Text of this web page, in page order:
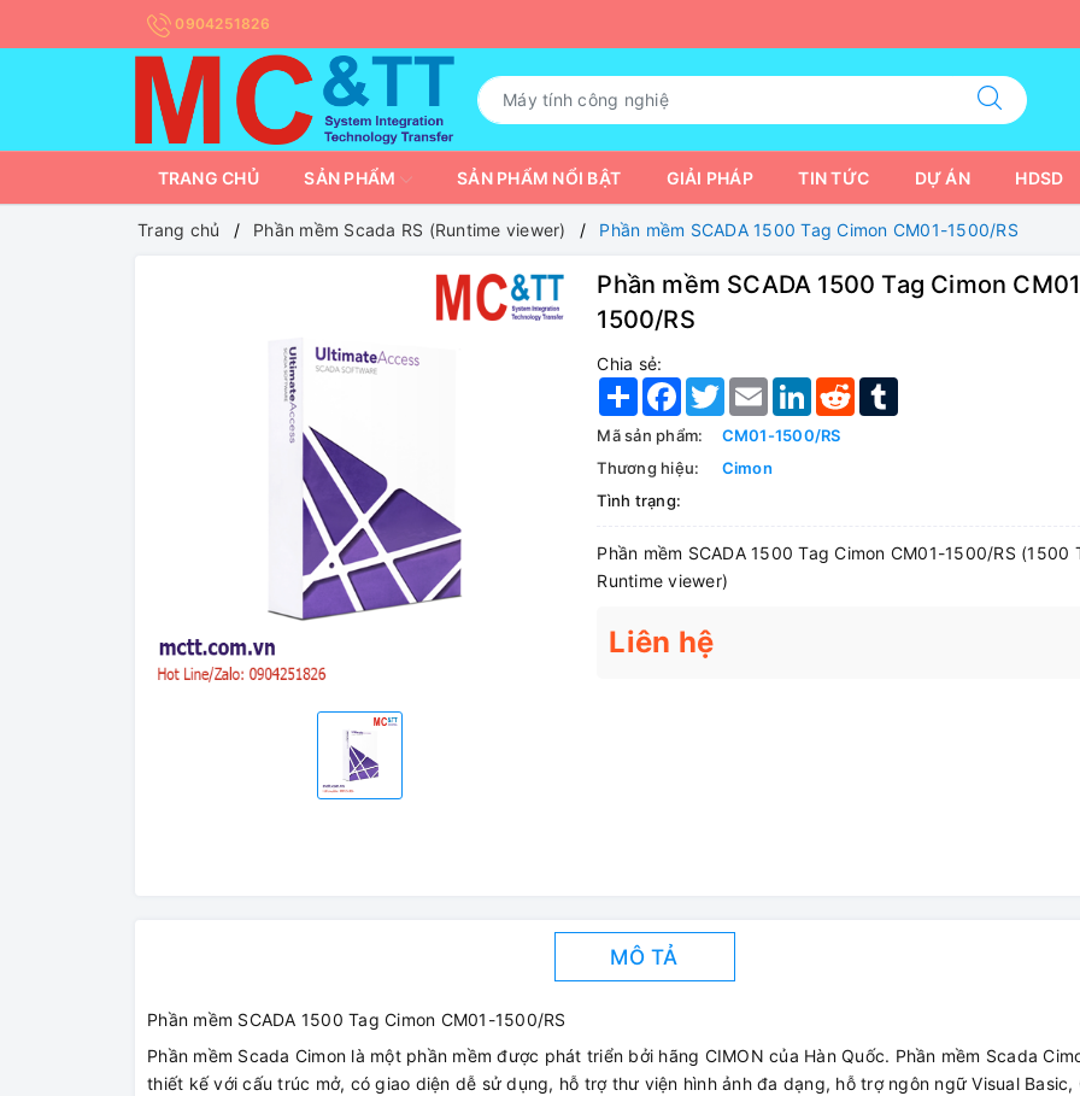
0904251826
TRANG CHỦ SẢN PHẨM SẢN PHẨM NỔI BẬT GIẢI PHÁP TIN TỨC DỰ ÁN HDSD
Trang chủ Phần mềm Scada RS (Runtime viewer) Phần mềm SCADA 1500 Tag Cimon CM01-1500/RS
Phần mềm SCADA 1500 Tag Cimon
1500/RS
Chia sẻ:
Share Facebook
TwitterEmail LinkedIn
Reddit
Mã sản phẩm:
CM01-1500/RS
Thương hiệu:
Cimon
Tình trạng:
Phần mềm SCADA 1500 Tag Cimon CM01-1500/RS (1500
Runtime viewer)
Liên hệ
MÔ TẢ
Phần mềm SCADA 1500 Tag Cimon CM01-1500/RS
Phần mềm Scada Cimon là một phần mềm được phát triển bởi hãng CIMON của Hàn Quốc. Phần mềm Scada
thiết kế với cấu trúc mở, có giao diện dễ sử dụng, hỗ trợ thư viện hình ảnh đa dạng, hỗ trợ ngôn ngữ Visual Basic,